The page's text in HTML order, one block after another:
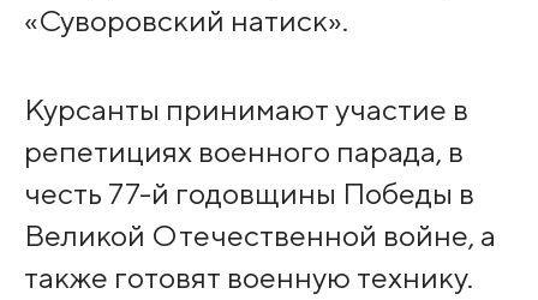
«Суворовский натиск».
Курсанты принимают участие в
репетициях военного парада, в
честь 77-й годовщины Победы в
Великой Отечественной войне, а
также готовят военную технику.